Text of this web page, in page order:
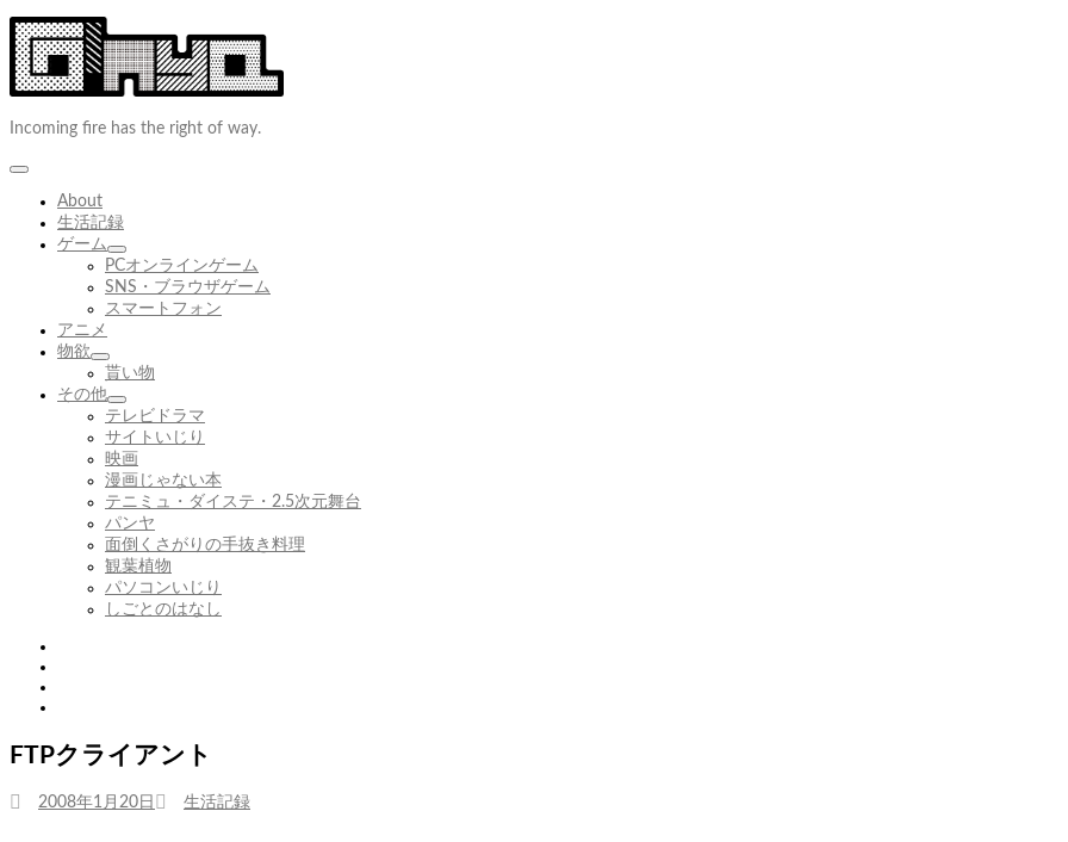
コ
ン
テ
ン
へ
キ
Incoming fire has the right of way.
About
生活記録
ゲーム
サ
ブ
メ
ー
展
開
PCオンラインゲーム
SNS・ブラウザゲーム
スマートフォン
アニメ
物欲
サ
ブ
メ
ニ
ュ
ー
を
展
開
貰い物
その他
サ
ブ
メ
ニ
ュ
ー
を
展
開
テレビドラマ
サイトいじり
映画
漫画じゃない本
テニミュ・ダイステ・2.5次元舞台
パンヤ
面倒くさがりの手抜き料理
観葉植物
パソコンいじり
しごとのはなし
FTPクライアント
投
2008年1月20日
カ
生活記録